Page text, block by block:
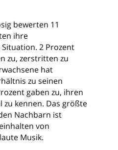
bewerten 11
ihre
2 Prozent
zu, zerstritten zu
hat
zu seinen
gaben zu, ihren
zu kennen. Das größte
Nachbarn ist
von
Musik.